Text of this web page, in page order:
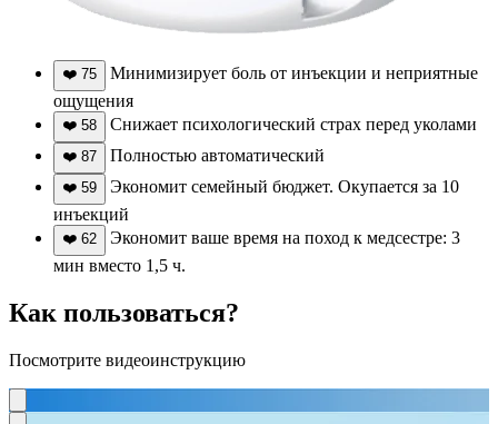
❤️ 75
Минимизирует боль от инъекции и неприятные
ощущения
❤️ 58 Снижает психологический страх перед уколами
❤️ 87 Полностью автоматический
❤️ 59
Экономит семейный бюджет. Окупается за 10
инъекций
❤️ 62
Экономит ваше время на поход к медсестре: 3
мин вместо 1,5 ч.
Как пользоваться?
Посмотрите видеоинструкцию